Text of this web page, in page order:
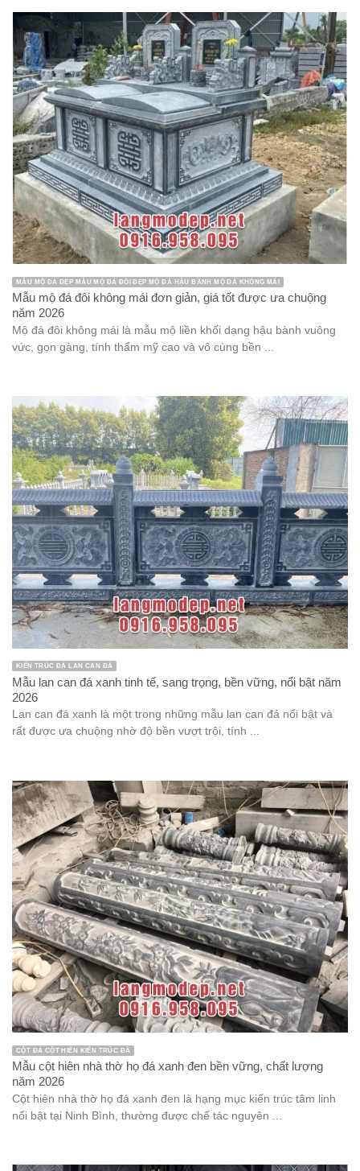
MẪU MỘ ĐÁ ĐẸP MẪU MỘ ĐÁ ĐÔI ĐẸP MỘ ĐÁ HẬU BÀNH MỘ ĐÁ KHÔNG MÁI
Mẫu mộ đá đôi không mái đơn giản, giá tốt được ưa chuộng
năm 2026
Mộ đá đôi không mái là mẫu mộ liền khối dạng hậu bành vuông
vức, gọn gàng, tính thẩm mỹ cao và vô cùng bền ...
KIẾN TRÚC ĐÁ LAN CAN ĐÁ
Mẫu lan can đá xanh tinh tế, sang trọng, bền vững, nổi bật năm
2026
Lan can đá xanh là một trong những mẫu lan can đá nổi bật và
rất được ưa chuộng nhờ độ bền vượt trội, tính ...
CỘT ĐÁ CỘT HIÊN KIẾN TRÚC ĐÁ
Mẫu cột hiên nhà thờ họ đá xanh đen bền vững, chất lượng
năm 2026
Cột hiên nhà thờ họ đá xanh đen là hạng mục kiến trúc tâm linh
nổi bật tại Ninh Bình, thường được chế tác nguyên ...